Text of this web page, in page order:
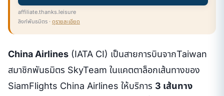
affiliate.thanks.leisure
ลิงก์พันธมิตร · ดูรายละเอียด
China Airlines (IATA CI) เป็นสายการบินจากTaiwan
สมาชิกพันธมิตร SkyTeam ในแคตตาล็อกเส้นทางของ
SiamFlights China Airlines ให้บริการ 3 เส้นทาง